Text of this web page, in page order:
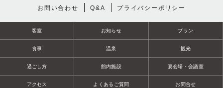
お問い合わせ Q&A プライバシーポリシー
客室 お知らせ プラン
食事 温泉 観光
過ごし方 館内施設 宴会場・会議室
アクセス よくあるご質問 お問合せ